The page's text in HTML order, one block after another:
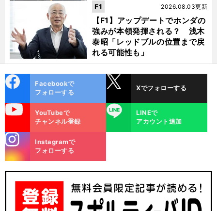
【F1】アップデートでホンダの
強みが本領発揮される？ 浅木
泰昭「レッドブルの位置まで戻
れる可能性も」
2026.08.03更新
F1
ok
Facebookで
フォローする
Xでフォローする
YouTubeで
チャンネル登録
LINE
LINEで
アカウント追加
m
Instagramで
フォローする